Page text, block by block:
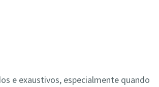
e exaustivos, especialmente quando